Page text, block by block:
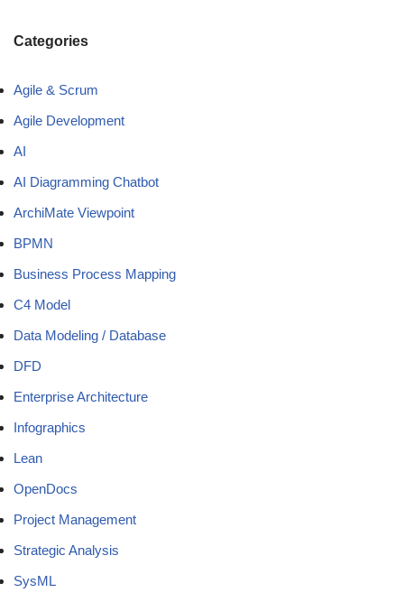
Categories
Agile & Scrum
Agile Development
AI
AI Diagramming Chatbot
ArchiMate Viewpoint
BPMN
Business Process Mapping
C4 Model
Data Modeling / Database
DFD
Enterprise Architecture
Infographics
Lean
OpenDocs
Project Management
Strategic Analysis
SysML